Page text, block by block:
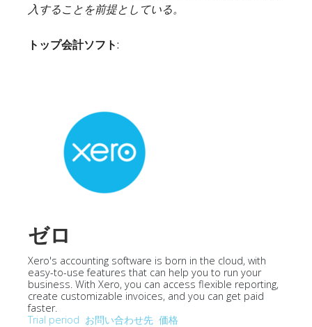
入することを前提としている。
トップ会計ソフト:
ゼロ
Xero's accounting software is born in the cloud, with
easy-to-use features that can help you to run your
business. With Xero, you can access flexible reporting,
create customizable invoices, and you can get paid
faster.
Trial period お問い合わせ先 価格